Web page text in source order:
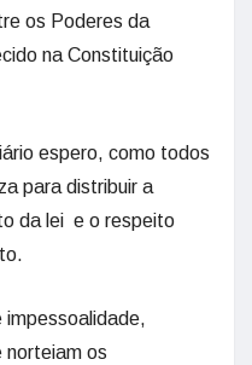
os Poderes da
na Constituição
espero, como todos
para distribuir a
da lei e o respeito
impessoalidade,
norteiam os